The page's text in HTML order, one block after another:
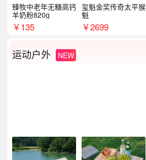
臻牧中老年无糖高钙
羊奶粉820g
￥135
玺魁金奖传奇太平猴
魁
￥2699
运动户外 NEW